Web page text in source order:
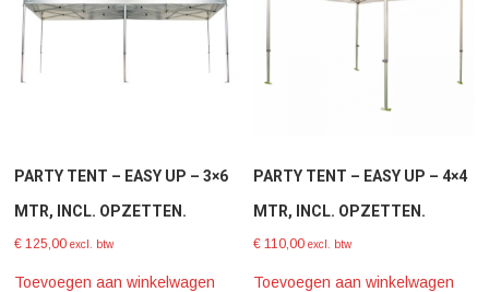
PARTY TENT – EASY UP – 3×6
MTR, INCL. OPZETTEN.
€ 125,00 excl. btw
Toevoegen aan winkelwagen
PARTY TENT – EASY UP – 4×4
MTR, INCL. OPZETTEN.
€ 110,00 excl. btw
Toevoegen aan winkelwagen